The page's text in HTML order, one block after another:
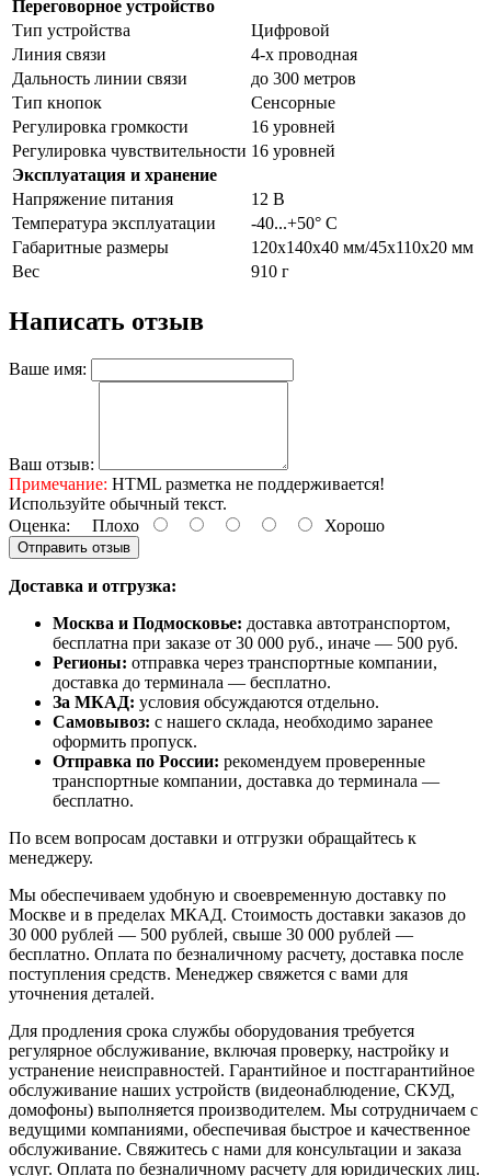
Переговорное устройство
Тип устройства
Цифровой
Линия связи
4-х проводная
Дальность линии связи
до 300 метров
Тип кнопок
Сенсорные
Регулировка громкости
16 уровней
Регулировка чувствительности 16 уровней
Эксплуатация и хранение
Напряжение питания
12 В
Температура эксплуатации
-40...+50° С
Габаритные размеры
120х140х40 мм/45х110х20 мм
Вес
910 г
Написать отзыв
Ваше имя:
Ваш отзыв:
Примечание: HTML разметка не поддерживается!
Используйте обычный текст.
Оценка: Плохо Хорошо
Отправить отзыв
Доставка и отгрузка:
Москва и Подмосковье: доставка автотранспортом,
бесплатна при заказе от 30 000 руб., иначе — 500 руб.
Регионы: отправка через транспортные компании,
доставка до терминала — бесплатно.
За МКАД: условия обсуждаются отдельно.
Самовывоз: с нашего склада, необходимо заранее
оформить пропуск.
Отправка по России: рекомендуем проверенные
транспортные компании, доставка до терминала —
бесплатно.
По всем вопросам доставки и отгрузки обращайтесь к
менеджеру.
Мы обеспечиваем удобную и своевременную доставку по
Москве и в пределах МКАД. Стоимость доставки заказов до
30 000 рублей — 500 рублей, свыше 30 000 рублей —
бесплатно. Оплата по безналичному расчету, доставка после
поступления средств. Менеджер свяжется с вами для
уточнения деталей.
Для продления срока службы оборудования требуется
регулярное обслуживание, включая проверку, настройку и
устранение неисправностей. Гарантийное и постгарантийное
обслуживание наших устройств (видеонаблюдение, СКУД,
домофоны) выполняется производителем. Мы сотрудничаем с
ведущими компаниями, обеспечивая быстрое и качественное
обслуживание. Свяжитесь с нами для консультации и заказа
услуг. Оплата по безналичному расчету для юридических лиц.